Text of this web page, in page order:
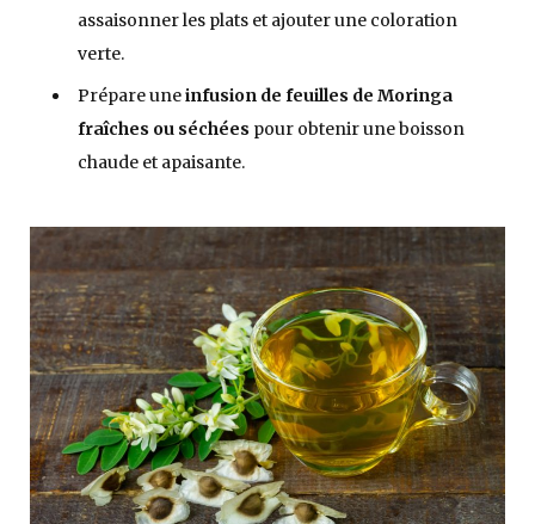
assaisonner les plats et ajouter une coloration
verte.
Prépare uneinfusion de feuilles de Moringa
fraîches ou séchées pour obtenir une boisson
chaude et apaisante.